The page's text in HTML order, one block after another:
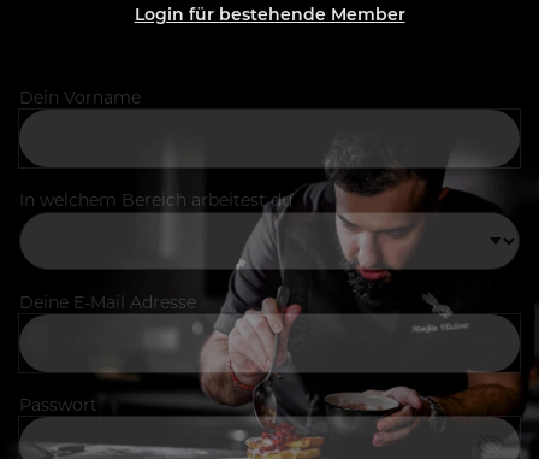
Login für bestehende Member
Dein Vorname
In welchem Bereich arbeitest du
Deine E-Mail Adresse
Passwort